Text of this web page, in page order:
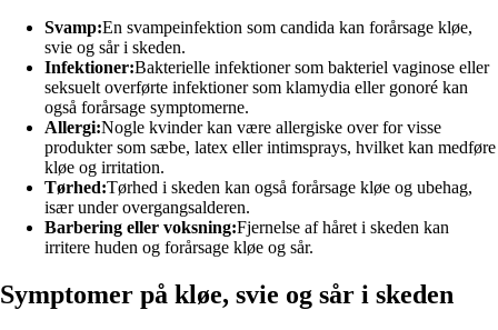
Svamp:En svampeinfektion som candida kan forårsage kløe,
svie og sår i skeden.
Infektioner:Bakterielle infektioner som bakteriel vaginose eller
seksuelt overførte infektioner som klamydia eller gonoré kan
også forårsage symptomerne.
Allergi:Nogle kvinder kan være allergiske over for visse
produkter som sæbe, latex eller intimsprays, hvilket kan medføre
kløe og irritation.
Tørhed:Tørhed i skeden kan også forårsage kløe og ubehag,
især under overgangsalderen.
Barbering eller voksning:Fjernelse af håret i skeden kan
irritere huden og forårsage kløe og sår.
Symptomer på kløe, svie og sår i skeden